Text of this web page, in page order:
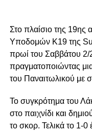
Στο πλαίσιο της 19ης
Υποδομών K19 της
πρωί του Σαββάτου
πραγματοποιώντας
του Παναιτωλικού με
Το συγκρότημα του
στο παιχνίδι και
το σκορ. Τελικά το 1-0